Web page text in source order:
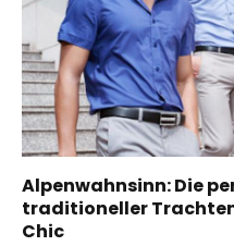
Alpenwahnsinn: Die
traditioneller
Chic